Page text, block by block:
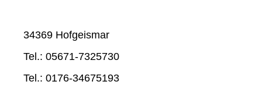
34369 Hofgeismar
Tel.: 05671-7325730
Tel.: 0176-34675193